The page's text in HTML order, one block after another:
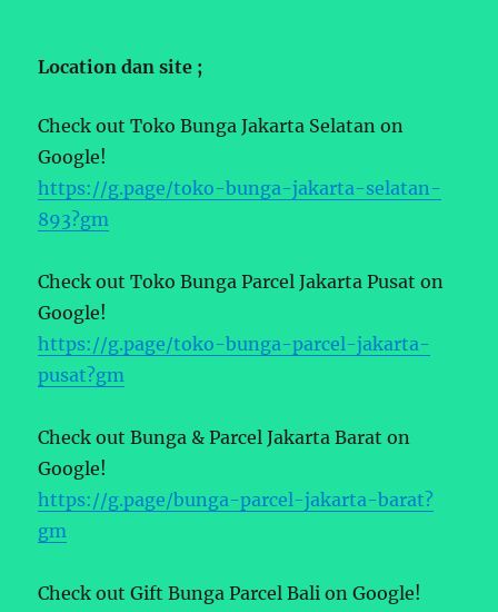
Location dan site ;
Check out Toko Bunga Jakarta Selatan on
Google!
https://g.page/toko-bunga-jakarta-selatan-
893?gm
Check out Toko Bunga Parcel Jakarta Pusat on
Google!
https://g.page/toko-bunga-parcel-jakarta-
pusat?gm
Check out Bunga & Parcel Jakarta Barat on
Google!
https://g.page/bunga-parcel-jakarta-barat?
gm
Check out Gift Bunga Parcel Bali on Google!